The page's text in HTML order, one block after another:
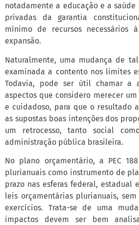
notadamente a educação e a
privadas da garantia
mínimo de recursos necessários
expansão.
Naturalmente, uma mudança de
examinada a contento nos limites
Todavia, pode ser útil chamar a
aspectos que considero merecer
e cuidadoso, para que o resultado
as supostas boas intenções dos
um retrocesso, tanto social
administração pública brasileira.
No plano orçamentário, a PEC
plurianuais como instrumento de
prazo nas esferas federal,
leis orçamentárias plurianuais,
exercícios. Trata-se de uma
impactos devem ser bem